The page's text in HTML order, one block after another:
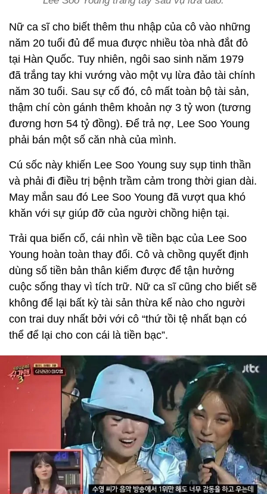
Nữ ca sĩ cho biết thêm thu nhập của cô vào những
năm 20 tuổi đủ để mua được nhiều tòa nhà đắt đỏ
tại Hàn Quốc. Tuy nhiên, ngôi sao sinh năm 1979
đã trắng tay khi vướng vào một vụ lừa đảo tài chính
năm 30 tuổi. Sau sự cố đó, cô mất toàn bộ tài sản,
thậm chí còn gánh thêm khoản nợ 3 tỷ won (tương
đương hơn 54 tỷ đồng). Để trả nợ, Lee Soo Young
phải bán một số căn nhà của mình.
Cú sốc này khiến Lee Soo Young suy sụp tinh thần
và phải đi điều trị bệnh trầm cảm trong thời gian dài.
May mắn sau đó Lee Soo Young đã vượt qua khó
khăn với sự giúp đỡ của người chồng hiện tại.
Trải qua biến cố, cái nhìn về tiền bạc của Lee Soo
Young hoàn toàn thay đổi. Cô và chồng quyết định
dùng số tiền bản thân kiếm được để tận hưởng
cuộc sống thay vì tích trữ. Nữ ca sĩ cũng cho biết sẽ
không để lại bất kỳ tài sản thừa kế nào cho người
con trai duy nhất bởi với cô “thứ tồi tệ nhất bạn có
thể để lại cho con cái là tiền bạc”.